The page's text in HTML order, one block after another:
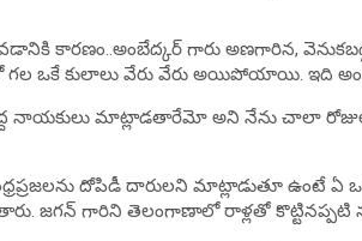
కారణం..అంబేద్కర్ గారు అణగారిన,
ఒకే కులాలు వేరు వేరు అయిపోయాయి. ఇది
నాయకులు మాట్లాడతారేమో అని నేను చాలా
దోపిడీ దారులని మాట్లాడుతూ ఉంటే ఏ
జగన్ గారిని తెలంగాణాలో రాళ్లతో కొట్టినప్పటి